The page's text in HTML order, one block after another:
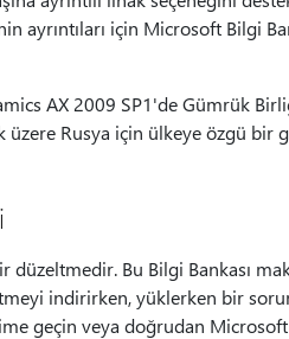
ayrıntıları için Microsoft Bilgi
AX 2009 SP1'de Gümrük
üzere Rusya için ülkeye özgü bir
düzeltmedir. Bu Bilgi Bankası
indirirken, yüklerken bir
geçin veya doğrudan